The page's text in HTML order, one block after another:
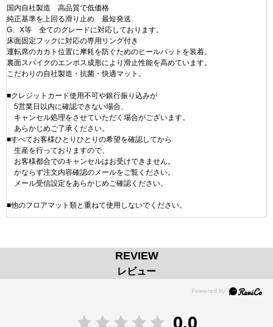
国内自社製造 高品質で低価格
純正基準を上回る滑り止め 最短発送
G、X等 全てのグレードに対応しております。
床面固定フックに対応の専用リング付き
運転席のカカト位置に摩耗を防ぐためのヒールパットを装着。
裏面スパイクのエンボス成形により滑止性能を高めています。
こだわりの自社製造・抗菌・快適マット。
■クレジットカード使用不可や銀行振り込みが
5営業日以内に確認できない場合、
キャンセル処理をさせていただく場合がございます。
あらかじめご了承ください。
■すべてお客様ひとりひとりの希望を確認してから
生産を行っておりますので、
お客様都合でのキャンセルはお受けできません。
かならず注文内容確認のメールをご覧ください。
メール受信設定をあらかじめご確認ください。
■他のフロアマット類と重ねて使用しないでください。
REVIEW
レビュー
0.0